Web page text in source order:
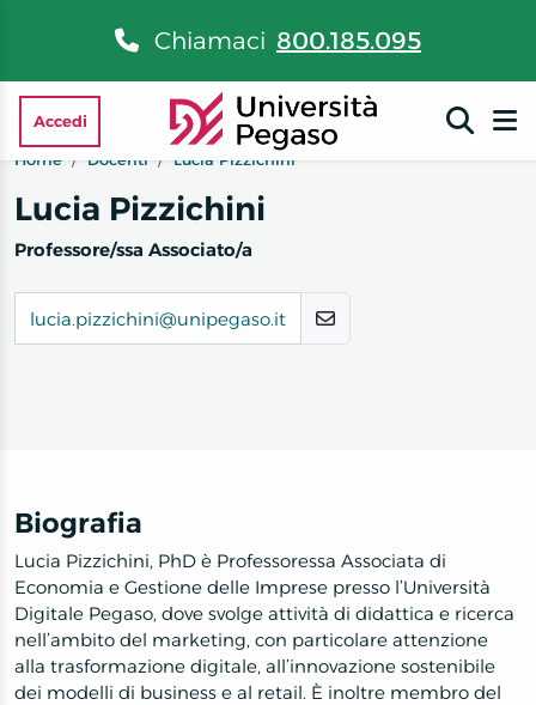
Chiamaci 800.185.095
Accedi
Home
Docenti Lucia Pizzichini
Lucia Pizzichini
Professore/ssa Associato/a
lucia.pizzichini@unipegaso.it
Biografia
Lucia Pizzichini, PhD è Professoressa Associata di
Economia e Gestione delle Imprese presso l’Università
Digitale Pegaso, dove svolge attività di didattica e ricerca
nell’ambito del marketing, con particolare attenzione
alla trasformazione digitale, all’innovazione sostenibile
dei modelli di business e al retail. È inoltre membro del